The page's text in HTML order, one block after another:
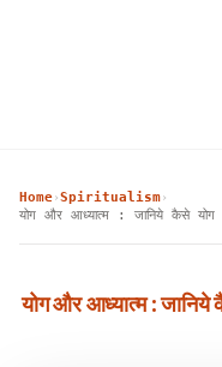
Home›Spiritualism›
योग और आध्यात्म : जानिये कैसे
योग और आध्यात्म :